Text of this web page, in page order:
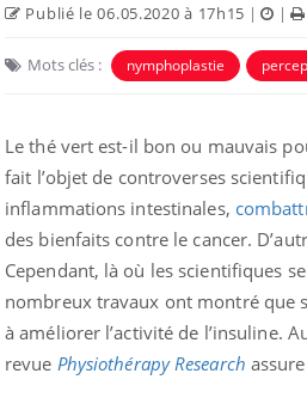
Publié le 06.05.2020 à 17h15 | |
Mots clés : nymphoplastie
Le thé vert est-il bon ou mauvais
fait l’objet de controverses
inflammations intestinales,
des bienfaits contre le cancer.
Cependant, là où les scientifiques
nombreux travaux ont montré que
à améliorer l’activité de l’insuline.
revue Physiothérapy Research
Chronique des Mains :
ma maladieYoutube